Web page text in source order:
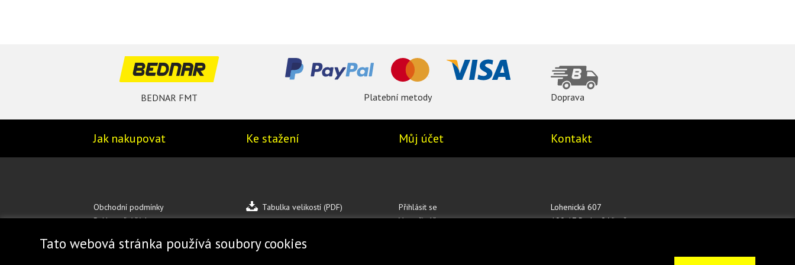
BEDNAR FMT Platební metody Doprava
Jak nakupovat Ke stažení Můj účet Kontakt
Obchodní podmínky
Reklamační řád
Mapa stránek
Tabulka velikostí (PDF)
Přihlásit se
Vytvořit účet
Lohenická 607
190 17 Praha 9 Vinoř
Tato webová stránka používá soubory cookies